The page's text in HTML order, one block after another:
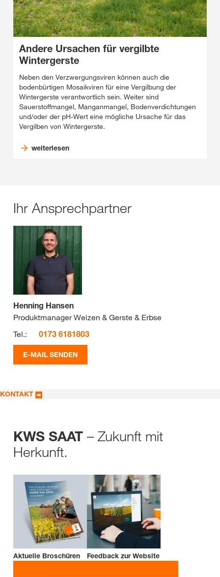
Andere Ursachen für vergilbte
Wintergerste
Neben den Verzwergungsviren können auch die
bodenbürtigen Mosaikviren für eine Vergilbung der
Wintergerste verantwortlich sein. Weiter sind
Sauerstoffmangel, Manganmangel, Bodenverdichtungen
und/oder der pH-Wert eine mögliche Ursache für das
Vergilben von Wintergerste.
weiterlesen
Ihr Ansprechpartner
Henning Hansen
Produktmanager Weizen & Gerste & Erbse
Tel.:
0173 6181803
E-MAIL SENDEN
KONTAKT
KWS SAAT – Zukunft mit
Herkunft.
Aktuelle Broschüren Feedback zur Website